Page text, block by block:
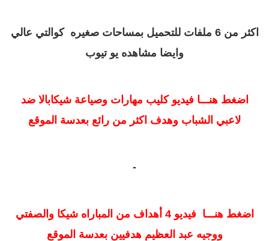
اكثر من 6 ملفات للتحميل بمساحات صغيره كوالتي عالي
وايضا مشاهده يو تيوب
اضغط هنـــا فيديو كليب مهارات وصياعة شيكابالا ضد
لاعبي الشباب وهدف اكثر من رائع بعدسة الموقع
-
اضغط هنـــا فيديو 4 أهداف من المباراه شيكا والصفتي
ووجيه عبد العظيم هدفيين بعدسة الموقع